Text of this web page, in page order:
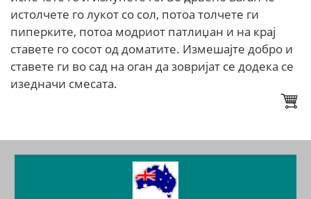
истолчете го лукот со сол, пoтоа толчете ги
пиперките, потоа модриот патлиџан и на крај
ставете гo сосот од дoматите. Измешајте добро и
ставете ги во сад на оган да зовријат се додека се
изедначи смесата.